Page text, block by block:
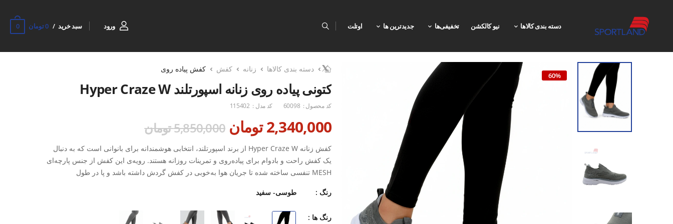
دسته بندی کالاها نیو کالکشن تخفیفی‌ها جدیدترین ها اوتلت ورود سبد خرید 0 تومان 0
60%
دسته بندی کالاها زنانه کفش کفش پیاده روی
کتونی پیاده روی زنانه اسپورتلند Hyper Craze W
کد محصول : 60098 کد مدل : 115402
2,340,000 تومان 5,850,000 تومان
کفش زنانه Hyper Craze W از برند اسپورتلند، انتخابی هوشمندانه برای بانوانی است که به دنبال
یک کفش راحت و بادوام برای پیاده‌روی و تمرینات روزانه هستند. رویه‌ی این کفش از جنس پارچه‌ای
MESH تنفسی ساخته شده تا جریان هوا به‌خوبی در کفش گردش داشته باشد و پا در طول
زیره‌ی PU سبک و مقاوم، علاوه بر جذب ضربه و کاهش فشار روی پا، تعادل و پایداری بیشتری ایجاد
رنگ : طوسی- سفید
رنگ ها :